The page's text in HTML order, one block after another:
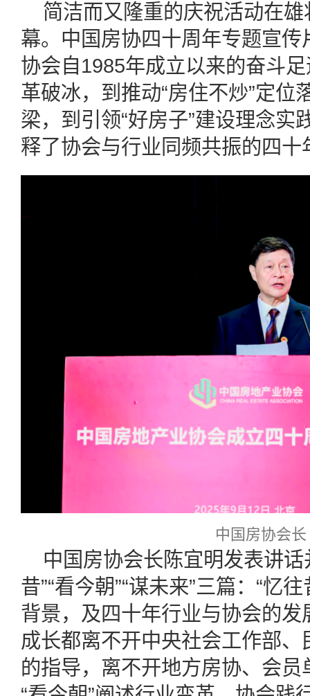
简洁而又隆重的庆祝活动在
幕。中国房协四十周年专题宣
协会自1985年成立以来的奋斗
革破冰，到推动“房住不炒”定位
梁，到引领“好房子”建设理念实
释了协会与行业同频共振的四十
中国房协会
中国房协会长陈宜明发表讲
昔”“看今朝”“谋未来”三篇：“忆
背景，及四十年行业与协会的
成长都离不开中央社会工作部
的指导，离不开地方房协、会